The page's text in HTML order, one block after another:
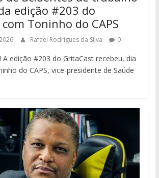
edição #203 do
Toninho do CAPS
Rafael Rodrigues da Silva 0
A edição #203 do GritaCast recebeu, dia
do CAPS, vice-presidente de Saúde